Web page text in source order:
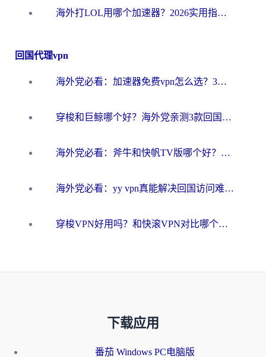
海外打LOL用哪个加速器？2026实用指南：从延迟到设备适配，一篇解决你的国服游戏痛点
回国代理vpn
海外党必看：加速器免费vpn怎么选？3步教你无缝访问国内资源
穿梭和巨鲸哪个好？海外党亲测3款回国加速器，教你避开90%的坑
海外党必看：斧牛和快帆TV版哪个好？3分钟选对回国加速器，无缝刷B站、追热剧
海外党必看：yy vpn真能解决回国访问难题？附云极initap测评+免费方案对比
穿梭VPN好用吗？和快滚VPN对比哪个回国效果更好？海外党选回国加速器必看指南
下载应用
番茄 Windows PC电脑版